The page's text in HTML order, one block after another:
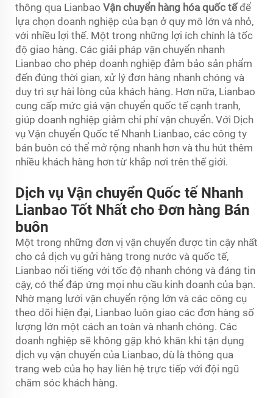
thông qua Lianbao Vận chuyển hàng hóa quốc tếđể
lựa chọn doanh nghiệp của bạn ở quy mô lớn và nhỏ,
với nhiều lợi thế. Một trong những lợi ích chính là tốc
độ giao hàng. Các giải pháp vận chuyển nhanh
Lianbao cho phép doanh nghiệp đảm bảo sản phẩm
đến đúng thời gian, xử lý đơn hàng nhanh chóng và
duy trì sự hài lòng của khách hàng. Hơn nữa, Lianbao
cung cấp mức giá vận chuyển quốc tế cạnh tranh,
giúp doanh nghiệp giảm chi phí vận chuyển. Với Dịch
vụ Vận chuyển Quốc tế Nhanh Lianbao, các công ty
bán buôn có thể mở rộng nhanh hơn và thu hút thêm
nhiều khách hàng hơn từ khắp nơi trên thế giới.
Dịch vụ Vận chuyển Quốc tế Nhanh
Lianbao Tốt Nhất cho Đơn hàng Bán
buôn
Một trong những đơn vị vận chuyển được tin cậy nhất
cho cả dịch vụ gửi hàng trong nước và quốc tế,
Lianbao nổi tiếng với tốc độ nhanh chóng và đáng tin
cậy, có thể đáp ứng mọi nhu cầu kinh doanh của bạn.
Nhờ mạng lưới vận chuyển rộng lớn và các công cụ
theo dõi hiện đại, Lianbao luôn giao các đơn hàng số
lượng lớn một cách an toàn và nhanh chóng. Các
doanh nghiệp sẽ không gặp khó khăn khi tận dụng
dịch vụ vận chuyển của Lianbao, dù là thông qua
trang web của họ hay liên hệ trực tiếp với đội ngũ
chăm sóc khách hàng.